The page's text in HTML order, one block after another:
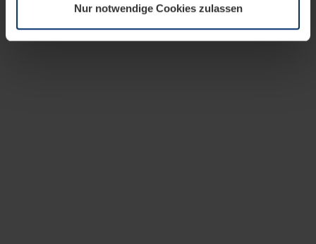
Datenschutzerklärungunserer Website ändern oder
widerrufen.
Nur notwendige Cookies zulassen